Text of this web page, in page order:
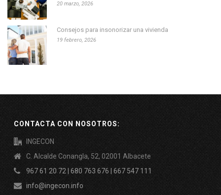
20 marzo, 2026
Consejos para insonorizar una vivienda
19 febrero, 2026
CONTACTA CON NOSOTROS:
INGECON
C. Alcalde Conangla, 52, 02001 Albacete
967 61 20 72 | 680 763 676 | 667 547 111
info@ingecon.info